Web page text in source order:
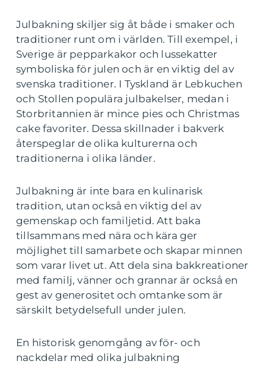
Julbakning skiljer sig åt både i smaker och
traditioner runt om i världen. Till exempel, i
Sverige är pepparkakor och lussekatter
symboliska för julen och är en viktig del av
svenska traditioner. I Tyskland är Lebkuchen
och Stollen populära julbakelser, medan i
Storbritannien är mince pies och Christmas
cake favoriter. Dessa skillnader i bakverk
återspeglar de olika kulturerna och
traditionerna i olika länder.
Julbakning är inte bara en kulinarisk
tradition, utan också en viktig del av
gemenskap och familjetid. Att baka
tillsammans med nära och kära ger
möjlighet till samarbete och skapar minnen
som varar livet ut. Att dela sina bakkreationer
med familj, vänner och grannar är också en
gest av generositet och omtanke som är
särskilt betydelsefull under julen.
En historisk genomgång av för- och
nackdelar med olika julbakning